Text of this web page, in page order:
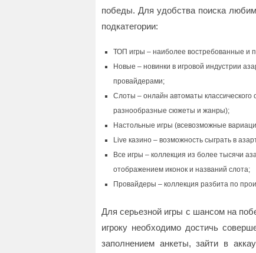
победы. Для удобства поиска
подкатегории:
ТОП игры – наиболее востребованные и
Новые – новинки в игровой индустрии
провайдерами;
Слоты – онлайн автоматы
разнообразные сюжеты и жанры);
Настольные игры (всевозможные
Live казино – возможность сыграть в
Все игры – коллекция из более тысячи
отображением иконок и названий слота;
Провайдеры – коллекция разбита по
Для серьезной игры с шансом на
игроку необходимо достичь
заполнением анкеты, зайти в